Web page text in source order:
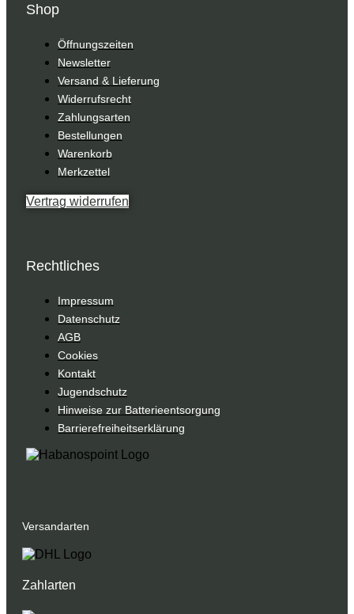
Shop
Öffnungszeiten
Newsletter
Versand & Lieferung
Widerrufsrecht
Zahlungsarten
Bestellungen
Warenkorb
Merkzettel
Vertrag widerrufen
Rechtliches
Impressum
Datenschutz
AGB
Cookies
Kontakt
Jugendschutz
Hinweise zur Batterieentsorgung
Barrierefreiheitserklärung
Versandarten
Zahlarten